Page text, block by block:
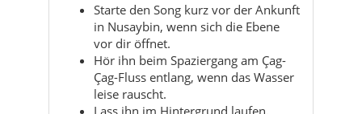
Starte den Song kurz vor der Ankunft
in Nusaybin, wenn sich die Ebene
vor dir öffnet.
Hör ihn beim Spaziergang am Çag-
Çag-Fluss entlang, wenn das Wasser
leise rauscht.
Lass ihn im Hintergrund laufen,